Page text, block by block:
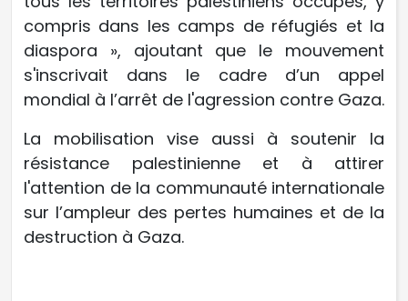
compris dans les camps de réfugiés et la
diaspora », ajoutant que le mouvement
s'inscrivait dans le cadre d’un appel
mondial à l’arrêt de l'agression contre Gaza.
La mobilisation vise aussi à soutenir la
résistance palestinienne et à attirer
l'attention de la communauté internationale
sur l’ampleur des pertes humaines et de la
destruction à Gaza.